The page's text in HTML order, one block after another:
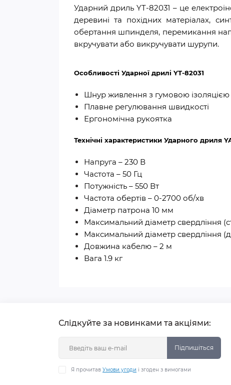
Ударний дриль YT-82031 – це
деревині та похідних матеріалах,
обертання шпинделя, перемикання
вкручувати або викручувати шурупи.
Особливості Ударної дрилі YT-82031
Шнур живлення з гумовою ізоляцією
Плавне регулювання швидкості
Ергономічна рукоятка
Технічні характеристики Ударного дриля
Напруга – 230 В
Частота – 50 Гц
Потужність – 550 Вт
Частота обертів – 0-2700 об/хв
Діаметр патрона 10 мм
Максимальний діаметр свердління
Максимальний діаметр свердління
Довжина кабелю – 2 м
Вага 1.9 кг
Слідкуйте за новинками та акціями:
Підпишіться
Я прочитав Умови угоди і згоден з вимогами